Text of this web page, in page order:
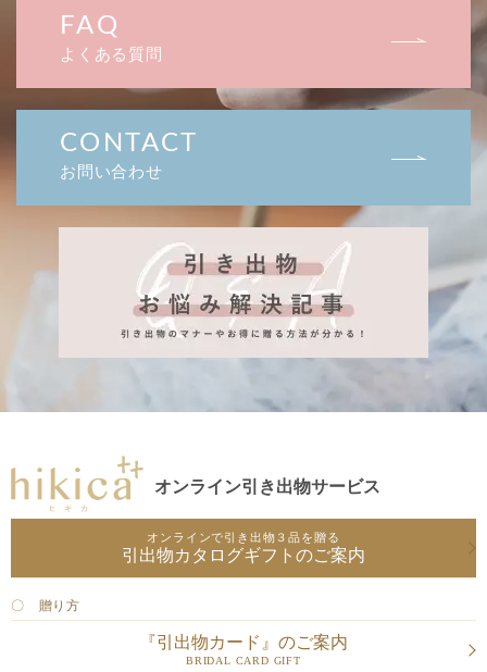
FAQ
よくある質問
CONTACT
お問い合わせ
オンライン引き出物サービス
オンラインで引き出物３品を贈る
引出物カタログギフトのご案内
〇 贈り方
『引出物カード』のご案内
BRIDAL CARD GIFT